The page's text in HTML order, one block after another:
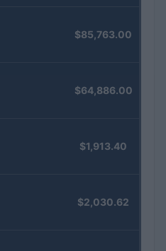
$85,763.00
$64,886.00
$1,913.40
$2,030.62